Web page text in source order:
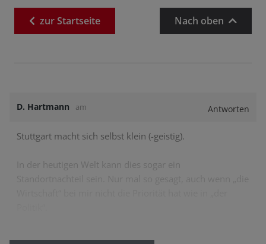
zurStartseite Nach oben
D. Hartmann am Antworten
Stuttgart macht sich selbst klein (-geistig).
In der heutigen Welt kann dies sogar ein